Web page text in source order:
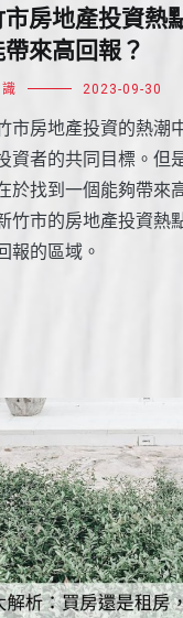
房地產投資熱
來高回報？
2023-09-30
市房地產投資的熱潮
資者的共同目標。但
於找到一個能夠帶來
竹市的房地產投資熱
報的區域。